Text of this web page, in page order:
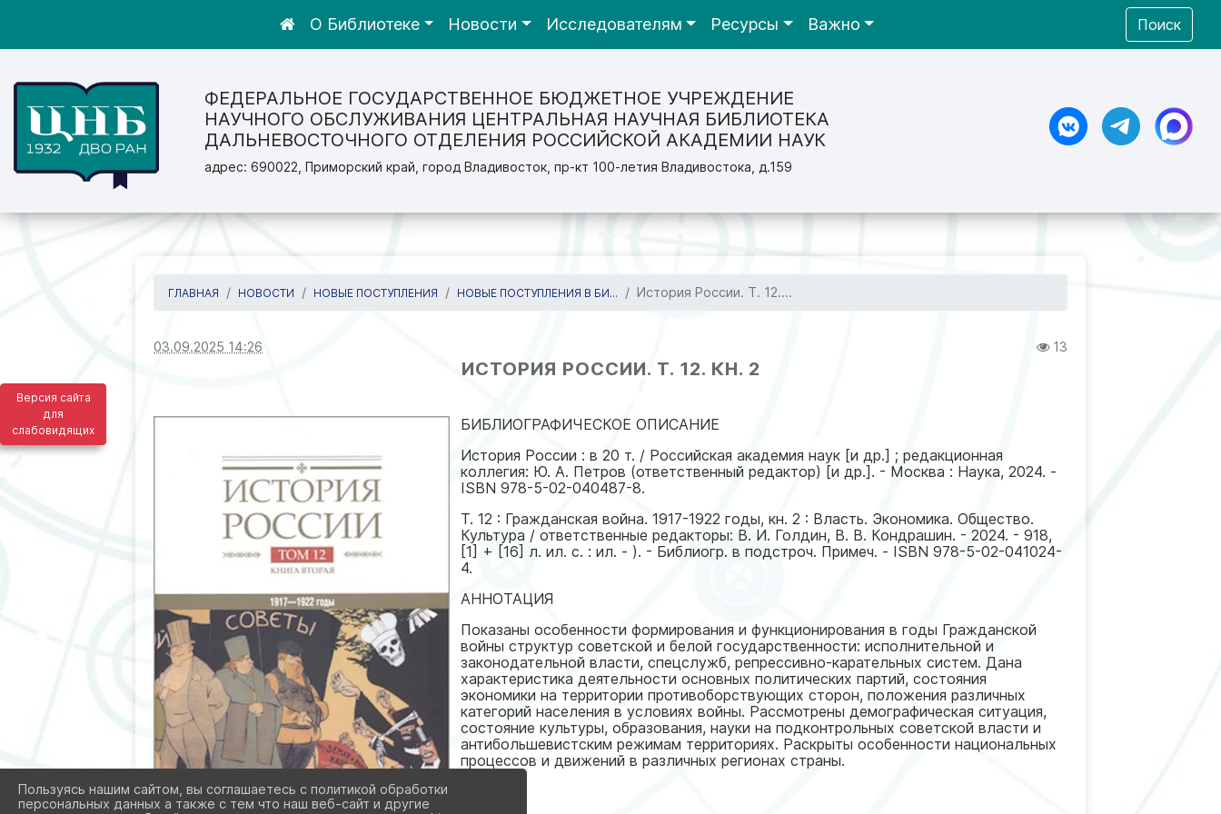
Версия сайта
для
слабовидящих
ФЕДЕРАЛЬНОЕ ГОСУДАРСТВЕННОЕ БЮДЖЕТНОЕ УЧРЕЖДЕНИЕ
НАУЧНОГО ОБСЛУЖИВАНИЯ ЦЕНТРАЛЬНАЯ НАУЧНАЯ БИБЛИОТЕКА
ДАЛЬНЕВОСТОЧНОГО ОТДЕЛЕНИЯ РОССИЙСКОЙ АКАДЕМИИ НАУК
адрес: 690022, Приморский край, город Владивосток, пр-кт 100-летия Владивостока, д.159
О Библиотеке Новости Исследователям Ресурсы Важно Поиск
ГЛАВНАЯ НОВОСТИ НОВЫЕ ПОСТУПЛЕНИЯ НОВЫЕ ПОСТУПЛЕНИЯ В БИ... История России. Т. 12....
03.09.2025 14:26 13
ИСТОРИЯ РОССИИ. Т. 12. КН. 2
БИБЛИОГРАФИЧЕСКОЕ ОПИСАНИЕ
История России : в 20 т. / Российская академия наук [и др.] ; редакционная
коллегия: Ю. А. Петров (ответственный редактор) [и др.]. - Москва : Наука, 2024. -
ISBN 978-5-02-040487-8.
Т. 12 : Гражданская война. 1917-1922 годы, кн. 2 : Власть. Экономика. Общество.
Культура / ответственные редакторы: В. И. Голдин, В. В. Кондрашин. - 2024. - 918,
[1] + [16] л. ил. с. : ил. - ). - Библиогр. в подстроч. Примеч. - ISBN 978-5-02-041024-
4.
АННОТАЦИЯ
Показаны особенности формирования и функционирования в годы Гражданской
войны структур советской и белой государственности: исполнительной и
законодательной власти, спецслужб, репрессивно-карательных систем. Дана
характеристика деятельности основных политических партий, состояния
экономики на территории противоборствующих сторон, положения различных
категорий населения в условиях войны. Рассмотрены демографическая ситуация,
состояние культуры, образования, науки на подконтрольных советской власти и
антибольшевистским режимам территориях. Раскрыты особенности национальных
процессов и движений в различных регионах страны.
Пользуясь нашим сайтом, вы соглашаетесь с политикой обработки
персональных данных а также с тем что наш веб-сайт и другие